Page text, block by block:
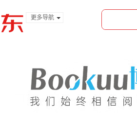
更多导航